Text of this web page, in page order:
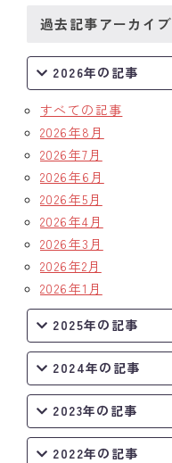
過去記事アーカイブ
2026年の記事
すべての記事
2026年8月
2026年7月
2026年6月
2026年5月
2026年4月
2026年3月
2026年2月
2026年1月
2025年の記事
2024年の記事
2023年の記事
2022年の記事